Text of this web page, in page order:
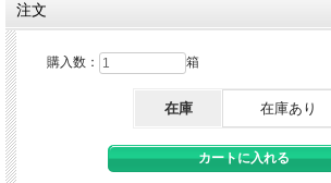
注文
購入数： 箱
在庫 在庫あり